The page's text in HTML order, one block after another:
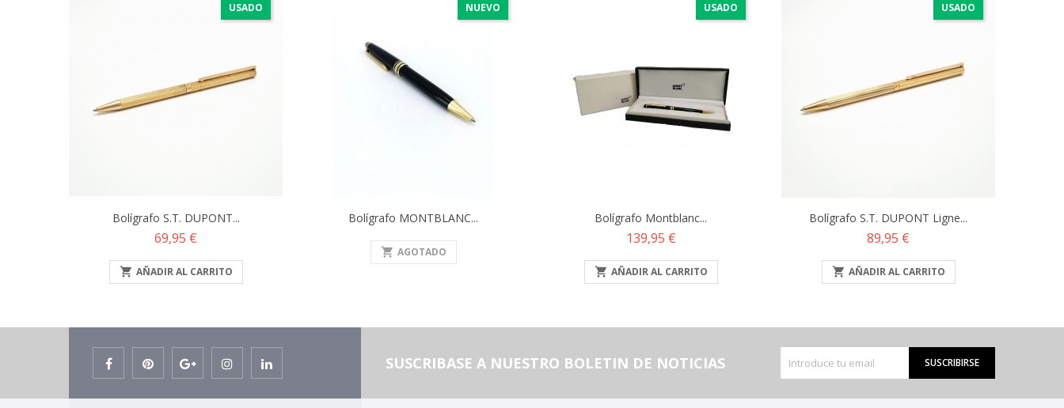
USADO
Bolígrafo S.T. DUPONT...
Precio
69,95 €
 AÑADIR AL CARRITO
NUEVO
Bolígrafo MONTBLANC...
shopping_cart AGOTADO
USADO
Bolígrafo Montblanc...
Precio
139,95 €
 AÑADIR AL CARRITO
USADO
Bolígrafo S.T. DUPONT Ligne...
Precio
89,95 €
 AÑADIR AL CARRITO
SUSCRIBASE A NUESTRO BOLETIN DE NOTICIAS SUSCRIBIRSE